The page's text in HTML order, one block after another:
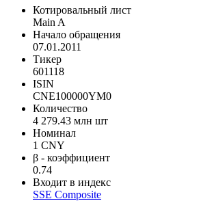
Котировальный лист
Main A
Начало обращения
07.01.2011
Тикер
601118
ISIN
CNE100000YM0
Количество
4 279.43 млн шт
Номинал
1 CNY
β - коэффициент
0.74
Входит в индекс
SSE Composite